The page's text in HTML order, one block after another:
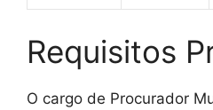
Requisitos
O cargo de Procurador